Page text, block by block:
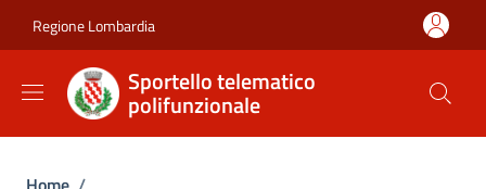
Regione Lombardia
Sportello telematico
polifunzionale